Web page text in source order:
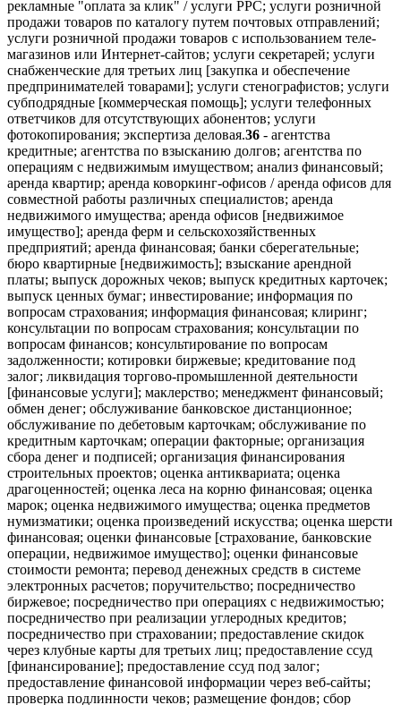
рекламные "оплата за клик" / услуги PPC; услуги розничной
продажи товаров по каталогу путем почтовых отправлений;
услуги розничной продажи товаров с использованием теле-
магазинов или Интернет-сайтов; услуги секретарей; услуги
снабженческие для третьих лиц [закупка и обеспечение
предпринимателей товарами]; услуги стенографистов; услуги
субподрядные [коммерческая помощь]; услуги телефонных
ответчиков для отсутствующих абонентов; услуги
фотокопирования; экспертиза деловая.36 - агентства
кредитные; агентства по взысканию долгов; агентства по
операциям с недвижимым имуществом; анализ финансовый;
аренда квартир; аренда коворкинг-офисов / аренда офисов для
совместной работы различных специалистов; аренда
недвижимого имущества; аренда офисов [недвижимое
имущество]; аренда ферм и сельскохозяйственных
предприятий; аренда финансовая; банки сберегательные;
бюро квартирные [недвижимость]; взыскание арендной
платы; выпуск дорожных чеков; выпуск кредитных карточек;
выпуск ценных бумаг; инвестирование; информация по
вопросам страхования; информация финансовая; клиринг;
консультации по вопросам страхования; консультации по
вопросам финансов; консультирование по вопросам
задолженности; котировки биржевые; кредитование под
залог; ликвидация торгово-промышленной деятельности
[финансовые услуги]; маклерство; менеджмент финансовый;
обмен денег; обслуживание банковское дистанционное;
обслуживание по дебетовым карточкам; обслуживание по
кредитным карточкам; операции факторные; организация
сбора денег и подписей; организация финансирования
строительных проектов; оценка антиквариата; оценка
драгоценностей; оценка леса на корню финансовая; оценка
марок; оценка недвижимого имущества; оценка предметов
нумизматики; оценка произведений искусства; оценка шерсти
финансовая; оценки финансовые [страхование, банковские
операции, недвижимое имущество]; оценки финансовые
стоимости ремонта; перевод денежных средств в системе
электронных расчетов; поручительство; посредничество
биржевое; посредничество при операциях с недвижимостью;
посредничество при реализации углеродных кредитов;
посредничество при страховании; предоставление скидок
через клубные карты для третьих лиц; предоставление ссуд
[финансирование]; предоставление ссуд под залог;
предоставление финансовой информации через веб-сайты;
проверка подлинности чеков; размещение фондов; сбор